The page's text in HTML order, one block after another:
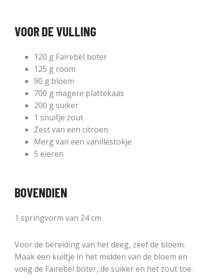
VOOR DE VULLING
120 g Fairebel boter
125 g room
90 g bloem
700 g magere plattekaas
200 g suiker
1 snuifje zout
Zest van een citroen
Merg van een vanillestokje
5 eieren
BOVENDIEN
1 springvorm van 24 cm
Voor de bereiding van het deeg, zeef de bloem.
Maak een kuiltje in het midden van de bloem en
voeg de Fairebel boter, de suiker en het zout toe.